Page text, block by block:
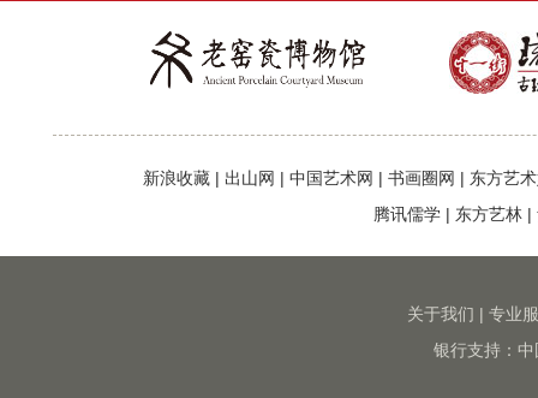
新浪收藏 | 出山网 | 中国艺术网 | 书画圈网 | 东方艺
腾讯儒学 | 东方艺林 |
关于我们 | 专业
银行支持：